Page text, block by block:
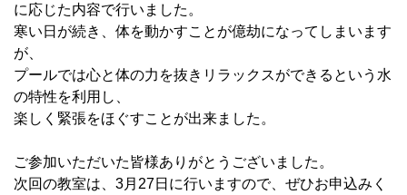
に応じた内容で行いました。
寒い日が続き、体を動かすことが億劫になってしまいます
が、
プールでは心と体の力を抜きリラックスができるという水
の特性を利用し、
楽しく緊張をほぐすことが出来ました。
ご参加いただいた皆様ありがとうございました。
次回の教室は、3月27日に行いますので、ぜひお申込みく